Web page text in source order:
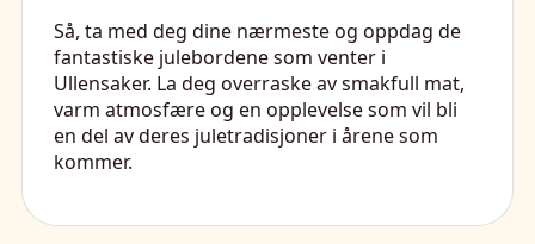
Så, ta med deg dine nærmeste og oppdag de
fantastiske julebordene som venter i
Ullensaker. La deg overraske av smakfull mat,
varm atmosfære og en opplevelse som vil bli
en del av deres juletradisjoner i årene som
kommer.